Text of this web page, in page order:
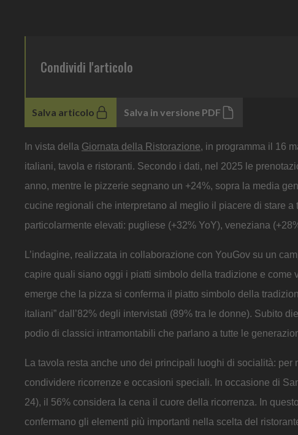
Condividi l'articolo
Salva articolo Salva in versione PDF
In vista della Giornata della Ristorazione, in programma il 16
italiani, tavola e ristoranti. Secondo i dati, nel 2025 le
anno, mentre le pizzerie segnano un +24%, sopra la media
cucine regionali che interpretano al meglio il piacere di stare
particolarmente elevati: pugliese (+32% YoY), veneziana
L’indagine, realizzata in collaborazione con YouGov su un
capire quali siano oggi i piatti simbolo della tradizione e
emerge che la pizza si conferma il piatto simbolo della
italiani” dall’82% degli intervistati (89% tra le donne). Subito
podio di classici intramontabili che parlano a tutte le
La tavola resta anche uno dei principali luoghi di socialità:
condividere ricorrenze e occasioni speciali. In occasione di
24), il 56% considera la cena il cuore della ricorrenza. In
confermano gli elementi più importanti nella scelta del